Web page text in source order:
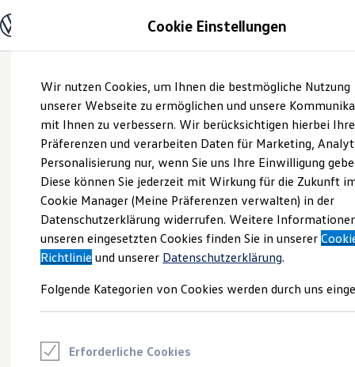
Hauptinhalt
springen
Footer
springen
Modelle und Konfigurator
Modelle vergleichen
Elektroautos
ENERGY Sondermodelle
Nutzfahrzeuge
SUV und CUV
Familienautos
Kombis
Kompaktwagen
Sportwagen
Schnell verfügbare Fahrzeuge
Angebote und Produkte
Aktuelle Angebote
E-Auto-Förderung
Volkswagen Marktplatz
Junge Gebrauchtwagen und Gebrauchtwagen
Saisonangebote
Cookie Einstellungen
Wir nutzen Cookies, um Ihnen die bestmögliche Nutzung
unserer Webseite zu ermöglichen und unsere
mit Ihnen zu verbessern. Wir berücksichtigen hierbei Ihre
Präferenzen und verarbeiten Daten für Marketing,
Personalisierung nur, wenn Sie uns Ihre Einwilligung
Diese können Sie jederzeit mit Wirkung für die Zukunft
Cookie Manager (Meine Präferenzen verwalten) in der
Datenschutzerklärung widerrufen. Weitere
unseren eingesetzten Cookies finden Sie in unserer
Richtlinie und unserer Datenschutzerklärung.
Folgende Kategorien von Cookies werden durch uns
Erforderliche Cookies